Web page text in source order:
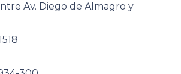
Av. Diego de Almagro y